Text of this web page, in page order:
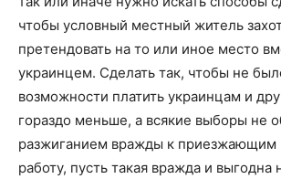
чтобы условный местный житель
претендовать на то или иное место
украинцем. Сделать так, чтобы не
возможности платить украинцам и
гораздо меньше, а всякие выборы не
разжиганием вражды к приезжающим
работу, пусть такая вражда и выгодна